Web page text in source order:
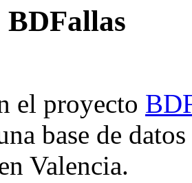
BDFallas
el proyecto
base de
Valencia.